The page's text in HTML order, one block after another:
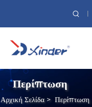
Περίπτωση
Αρχική Σελίδα> Περίπτωση